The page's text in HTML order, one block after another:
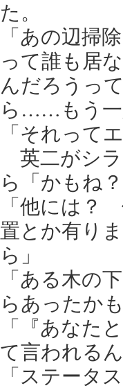
た。
「あの辺掃
って誰も居
んだろうっ
ら……もう一
「それって
英二がシラ
ら「かもね
「他には？
置とか有り
ら」
「ある木の
らあったか
「『あなた
て言われる
「ステータ